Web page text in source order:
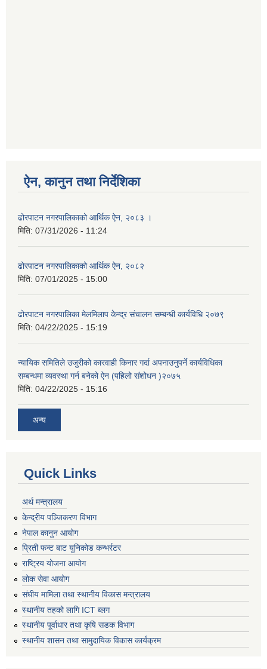
ऐन, कानुन तथा निर्देशिका
ढोरपाटन नगरपालिकाको आर्थिक ऐन, २०८३ ।
मिति: 07/31/2026 - 11:24
ढोरपाटन नगरपालिकाको आर्थिक ऐन, २०८२
मिति: 07/01/2025 - 15:00
ढोरपाटन नगरपालिका मेलमिलाप केन्द्र संचालन सम्बन्धी कार्यविधि २०७९
मिति: 04/22/2025 - 15:19
न्यायिक समितिले उजुरीको कारवाही किनार गर्दा अपनाउनुपर्ने कार्यविधिका
सम्बन्धमा व्यवस्था गर्न बनेको ऐन (पहिलो संशोधन )२०७५
मिति: 04/22/2025 - 15:16
अन्य
Quick Links
अर्थ मन्त्रालय
केन्द्रीय पञ्जिकरण विभाग
नेपाल कानुन आयोग
प्रिती फन्ट बाट युनिकोड कन्भर्रटर
राष्ट्रिय योजना आयोग
लोक सेवा आयोग
संघीय मामिला तथा स्थानीय विकास मन्त्रालय
स्थानीय तहको लागि ICT ब्लग
स्थानीय पूर्वाधार तथा कृषि सडक विभाग
स्थानीय शासन तथा सामुदायिक विकास कार्यक्रम